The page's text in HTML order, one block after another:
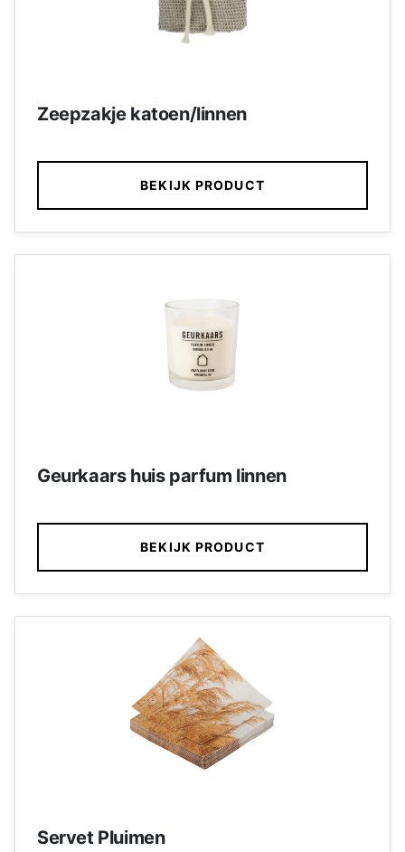
Zeepzakje katoen/linnen
BEKIJK PRODUCT
Geurkaars huis parfum linnen
BEKIJK PRODUCT
Servet Pluimen